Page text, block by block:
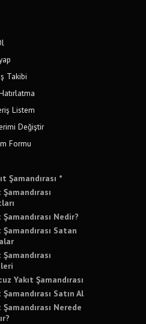
Takibi
Listem
Değiştir
Formu
Şamandırası *
Şamandırası
Şamandırası Nedir?
Şamandırası Satan
Şamandırası
Yakıt Şamandırası
Şamandırası Satın Al
Şamandırası Nerede